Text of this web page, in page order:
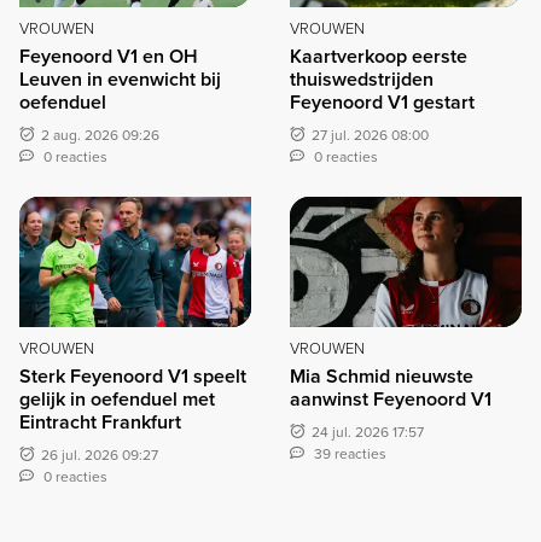
VROUWEN
Feyenoord V1 en OH
Leuven in evenwicht bij
oefenduel
2 aug. 2026 09:26
0 reacties
VROUWEN
Kaartverkoop eerste
thuiswedstrijden
Feyenoord V1 gestart
27 jul. 2026 08:00
0 reacties
VROUWEN
Sterk Feyenoord V1 speelt
gelijk in oefenduel met
Eintracht Frankfurt
26 jul. 2026 09:27
0 reacties
VROUWEN
Mia Schmid nieuwste
aanwinst Feyenoord V1
24 jul. 2026 17:57
39 reacties